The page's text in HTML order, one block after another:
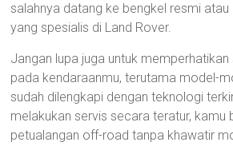
salahnya datang ke bengkel resmi
yang spesialis di Land Rover.
Jangan lupa juga untuk
pada kendaraanmu, terutama model-
sudah dilengkapi dengan teknologi
melakukan servis secara teratur, kamu
petualangan off-road tanpa khawatir